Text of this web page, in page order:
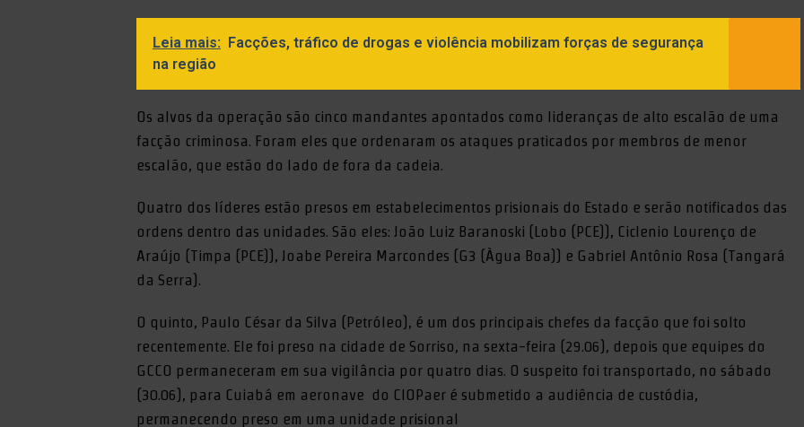
Leia mais: Facções, tráfico de drogas e violência mobilizam forças de segurança
na região
Os alvos da operação são cinco mandantes apontados como lideranças de alto escalão de uma
facção criminosa. Foram eles que ordenaram os ataques praticados por membros de menor
escalão, que estão do lado de fora da cadeia.
Quatro dos líderes estão presos em estabelecimentos prisionais do Estado e serão notificados das
ordens dentro das unidades. São eles: João Luiz Baranoski (Lobo (PCE)), Ciclenio Lourenço de
Araújo (Timpa (PCE)), Joabe Pereira Marcondes (G3 (Àgua Boa)) e Gabriel Antônio Rosa (Tangará
da Serra).
O quinto, Paulo César da Silva (Petróleo), é um dos principais chefes da facção que foi solto
recentemente. Ele foi preso na cidade de Sorriso, na sexta-feira (29.06), depois que equipes do
GCCO permaneceram em sua vigilância por quatro dias. O suspeito foi transportado, no sábado
(30.06), para Cuiabá em aeronave do CIOPaer é submetido a audiência de custódia,
permanecendo preso em uma unidade prisional